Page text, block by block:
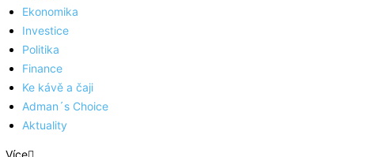
Ekonomika
Investice
Politika
Finance
Ke kávě a čaji
Adman´s Choice
Aktuality
Více